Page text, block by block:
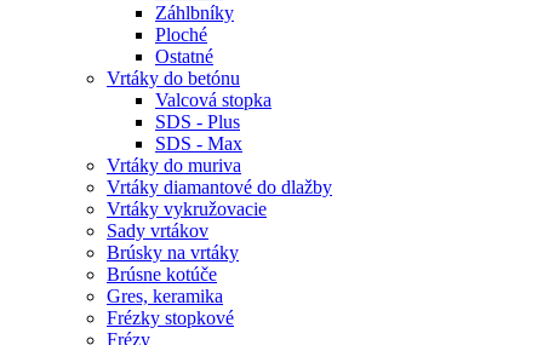
Záhlbníky
Ploché
Ostatné
Vrtáky do betónu
Valcová stopka
SDS - Plus
SDS - Max
Vrtáky do muriva
Vrtáky diamantové do dlažby
Vrtáky vykružovacie
Sady vrtákov
Brúsky na vrtáky
Brúsne kotúče
Gres, keramika
Frézky stopkové
Frézy